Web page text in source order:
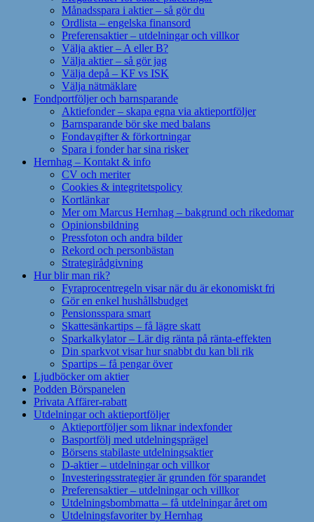
Månadsspara i aktier – så gör du
Ordlista – engelska finansord
Preferensaktier – utdelningar och villkor
Välja aktier – A eller B?
Välja aktier – så gör jag
Välja depå – KF vs ISK
Välja nätmäklare
Fondportföljer och barnsparande
Aktiefonder – skapa egna via aktieportföljer
Barnsparande bör ske med balans
Fondavgifter & förkortningar
Spara i fonder har sina risker
Hernhag – Kontakt & info
CV och meriter
Cookies & integritetspolicy
Kortlänkar
Mer om Marcus Hernhag – bakgrund och rikedomar
Opinionsbildning
Pressfoton och andra bilder
Rekord och personbästan
Strategirådgivning
Hur blir man rik?
Fyraprocentregeln visar när du är ekonomiskt fri
Gör en enkel hushållsbudget
Pensionsspara smart
Skattesänkartips – få lägre skatt
Sparkalkylator – Lär dig ränta på ränta-effekten
Din sparkvot visar hur snabbt du kan bli rik
Spartips – få pengar över
Ljudböcker om aktier
Podden Börspanelen
Privata Affärer-rabatt
Utdelningar och aktieportföljer
Aktieportföljer som liknar indexfonder
Basportfölj med utdelningsprägel
Börsens stabilaste utdelningsaktier
D-aktier – utdelningar och villkor
Investeringsstrategier är grunden för sparandet
Preferensaktier – utdelningar och villkor
Utdelningsbombmatta – få utdelningar året om
Utdelningsfavoriter by Hernhag